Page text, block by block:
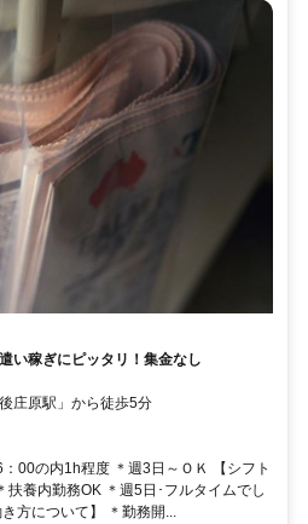
い稼ぎにピッタリ！集金なし
庄原駅」から徒歩5分
00の内1h程度 ＊週3日～ＯＫ 【シフト
扶養内勤務OK ＊週5日･フルタイムでし
方について】 ＊勤務開...